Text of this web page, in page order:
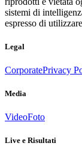
sistemi di
espresso di
Legal
CorporatePrivacy
Media
VideoFoto
Live e Risultati